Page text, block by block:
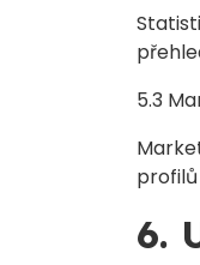
5.3
6.